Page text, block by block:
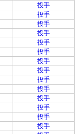
投手
投手
投手
投手
投手
投手
投手
投手
投手
投手
投手
投手
投手
投手